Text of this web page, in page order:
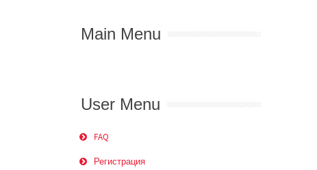
Main Menu
User Menu
FAQ
Регистрация